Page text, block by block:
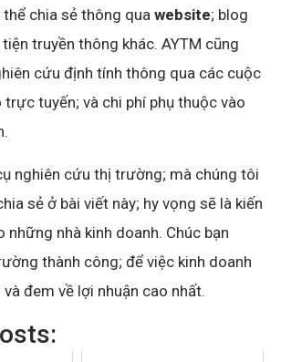
thể chia sẻ thông qua website; blog
truyền thông khác. AYTM cũng
cứu định tính thông qua các cuộc
trực tuyến; và chi phí phụ thuộc vào
nghiên cứu thị trường; mà chúng tôi
sẻ ở bài viết này; hy vọng sẽ là kiến
nhà kinh doanh. Chúc bạn
thành công; để việc kinh doanh
đem về lợi nhuận cao nhất.